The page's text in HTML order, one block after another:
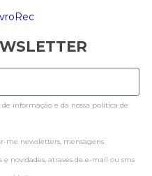
informação e da nossa politica de
me newsletters, mensagens
novidades, através de e-mail ou sms